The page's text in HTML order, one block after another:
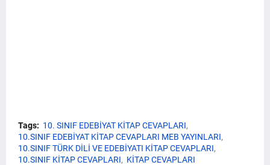
Tags: 10. SINIF EDEBİYAT KİTAP CEVAPLARI
10.SINIF EDEBİYAT KİTAP CEVAPLARI MEB YAYINLARI
10.SINIF TÜRK DİLİ VE EDEBİYATI KİTAP CEVAPLARI
10.SINIF KİTAP CEVAPLARI
KİTAP CEVAPLARI